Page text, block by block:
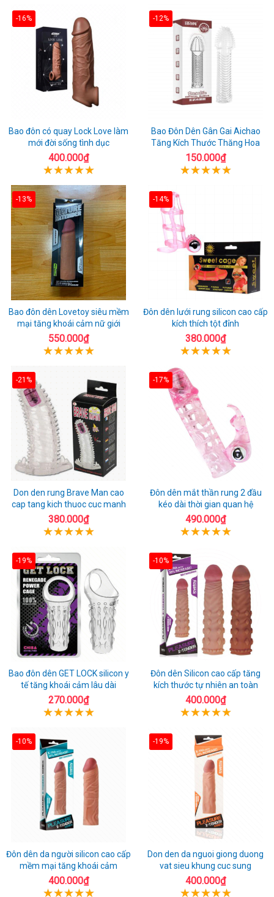
-16%
Bao đôn có quay Lock Love làm
mới đời sống tình dục
400.000₫
-12%
Bao Đôn Dên Gân Gai Aichao
Tăng Kích Thước Thăng Hoa
150.000₫
-13%
Bao đôn dên Lovetoy siêu mềm
mại tăng khoái cảm nữ giới
550.000₫
-14%
Đôn dên lưới rung silicon cao cấp
kích thích tột đỉnh
380.000₫
-21%
Don den rung Brave Man cao
cap tang kich thuoc cuc manh
380.000₫
-17%
Đôn dên mắt thần rung 2 đầu
kéo dài thời gian quan hệ
490.000₫
-19%
Bao đôn dên GET LOCK silicon y
tế tăng khoái cảm lâu dài
270.000₫
-10%
Đôn dên Silicon cao cấp tăng
kích thước tự nhiên an toàn
400.000₫
-10%
Đôn dên da người silicon cao cấp
mềm mại tăng khoái cảm
400.000₫
-19%
Don den da nguoi giong duong
vat sieu khung cuc sung
400.000₫